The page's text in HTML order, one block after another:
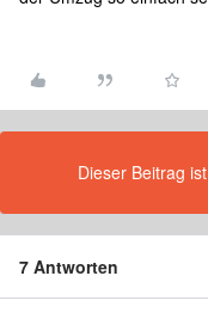
Dieser Beitrag
7 Antworten